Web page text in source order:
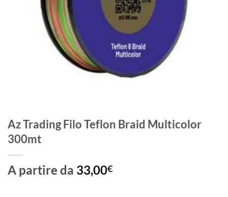
Az Trading Filo Teflon Braid Multicolor
300mt
A partire da 33,00€